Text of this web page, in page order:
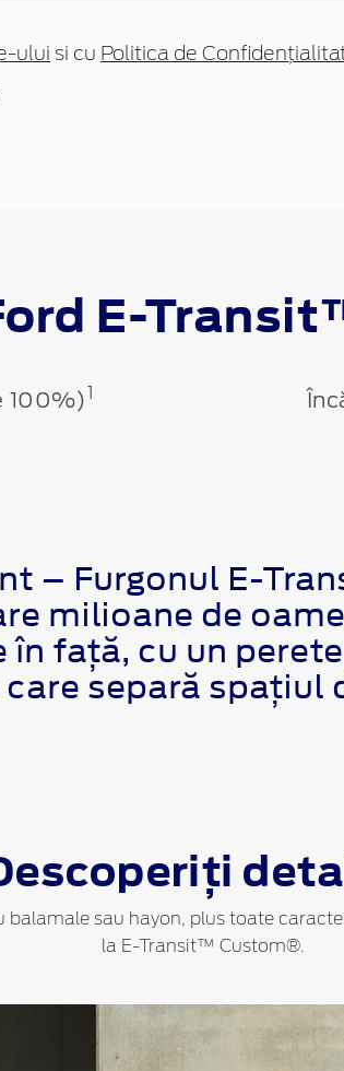
ului si cu Politica de
E-
100%)1
– Furgonul E-
milioane de
în față, cu un
separă spațiul
balamale sau hayon, plus toate
la E-Transit™ Custom®.